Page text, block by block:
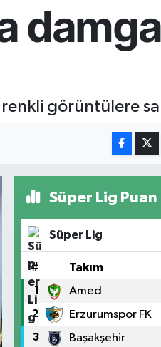
damga
görüntülere
Süper Lig
Süper Lig
# Takım
1 Amed
2 Erzurumspor FK
3 Başakşehir